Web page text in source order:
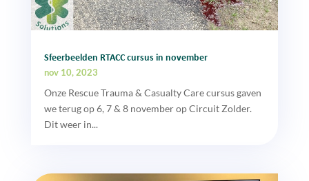
Sfeerbeelden RTACC cursus in november
nov 10, 2023
Onze Rescue Trauma & Casualty Care cursus gaven
we terug op 6, 7 & 8 november op Circuit Zolder.
Dit weer in...